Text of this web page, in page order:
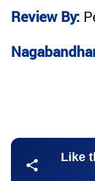
Review By:
Like